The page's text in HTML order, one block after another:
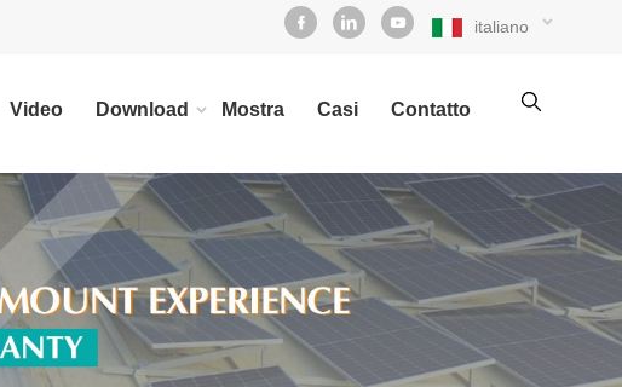
italiano
Video Download Mostra Casi Contatto